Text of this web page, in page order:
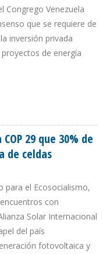
Congrego Venezuela
que se requiere de
inversión privada
de energía
29 que 30% de
de celdas
para el Ecosocialismo,
con
Solar Internacional
del país
fotovoltaica y